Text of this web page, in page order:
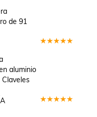
de 91
aluminio